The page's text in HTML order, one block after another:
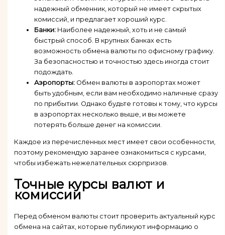
надежный обменник, который не имеет скрытых
комиссий, и предлагает хороший курс.
Банки:Наиболее надежный, хоть и не самый
быстрый способ. В крупных банках есть
возможность обмена валюты по офисному графику.
За безопасностью и точностью здесь иногда стоит
подождать.
Аэропорты:Обмен валюты в аэропортах может
быть удобным, если вам необходимо наличные сразу
по прибытии. Однако будьте готовы к тому, что курсы
в аэропортах несколько выше, и вы можете
потерять больше денег на комиссии.
Каждое из перечисленных мест имеет свои особенности,
поэтому рекомендую заранее ознакомиться с курсами,
чтобы избежать нежелательных сюрпризов.
Точные курсы валют и
комиссии
Перед обменом валюты стоит проверить актуальный курс
обмена на сайтах, которые публикуют информацию о